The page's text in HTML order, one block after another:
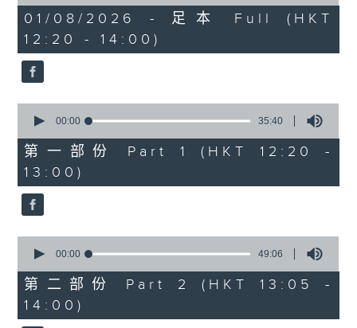
1
hour,
24
minutes,
36
seconds
01/08/2026 - 足本 Full (HKT
12:20 - 14:00)
seconds
35
minutes,
40
seconds
00:00 35:40
第一部份 Part 1 (HKT 12:20 -
13:00)
seconds
49
minutes,
6
seconds
00:00 49:06
第二部份 Part 2 (HKT 13:05 -
14:00)